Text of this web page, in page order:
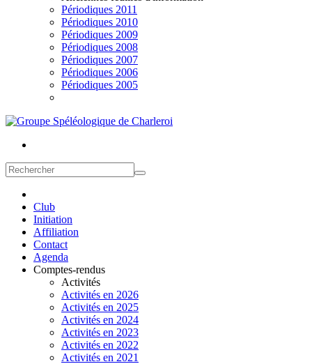
Périodiques 2011
Périodiques 2010
Périodiques 2009
Périodiques 2008
Périodiques 2007
Périodiques 2006
Périodiques 2005
Club
Initiation
Affiliation
Contact
Agenda
Comptes-rendus
Activités
Activités en 2026
Activités en 2025
Activités en 2024
Activités en 2023
Activités en 2022
Activités en 2021